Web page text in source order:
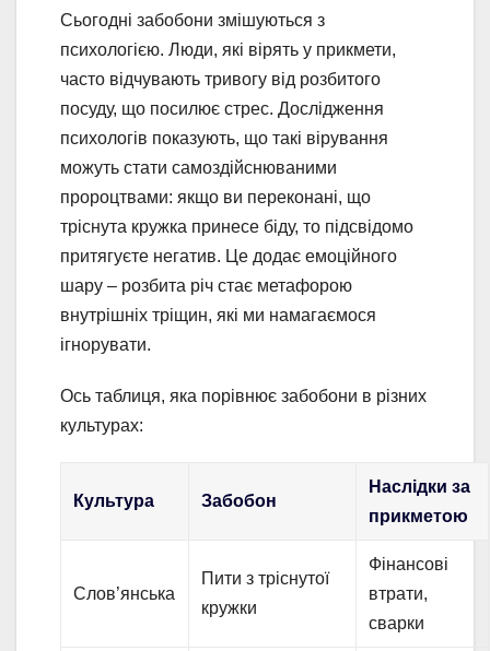
Сьогодні забобони змішуються з
психологією. Люди, які вірять у прикмети,
часто відчувають тривогу від розбитого
посуду, що посилює стрес. Дослідження
психологів показують, що такі вірування
можуть стати самоздійснюваними
пророцтвами: якщо ви переконані, що
тріснута кружка принесе біду, то підсвідомо
притягуєте негатив. Це додає емоційного
шару – розбита річ стає метафорою
внутрішніх тріщин, які ми намагаємося
ігнорувати.
Ось таблиця, яка порівнює забобони в різних
культурах:
Культура Забобон
Наслідки за
прикметою
Слов’янська
Пити з тріснутої
кружки
Фінансові
втрати,
сварки